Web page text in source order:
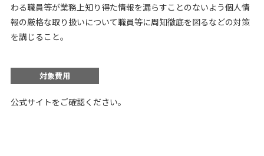
わる職員等が業務上知り得た情報を漏らすことのないよう個人情
報の厳格な取り扱いについて職員等に周知徹底を図るなどの対策
を講じること。
対象費用
公式サイトをご確認ください。